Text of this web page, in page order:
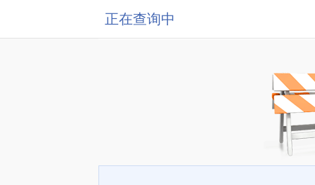
正在查询中